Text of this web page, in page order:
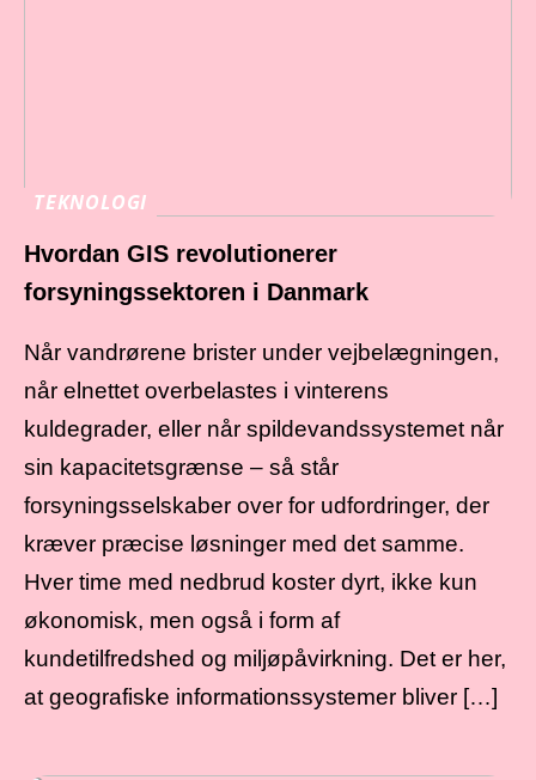
TEKNOLOGI
Hvordan GIS revolutionerer
forsyningssektoren i Danmark
Når vandrørene brister under vejbelægningen,
når elnettet overbelastes i vinterens
kuldegrader, eller når spildevandssystemet når
sin kapacitetsgrænse – så står
forsyningsselskaber over for udfordringer, der
kræver præcise løsninger med det samme.
Hver time med nedbrud koster dyrt, ikke kun
økonomisk, men også i form af
kundetilfredshed og miljøpåvirkning. Det er her,
at geografiske informationssystemer bliver […]